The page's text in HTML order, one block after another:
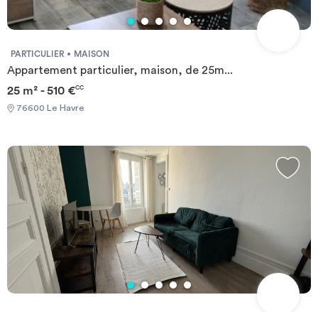
PARTICULIER MAISON
Appartement particulier, maison, de 25m...
25 m² - 510 €CC
76600 Le Havre